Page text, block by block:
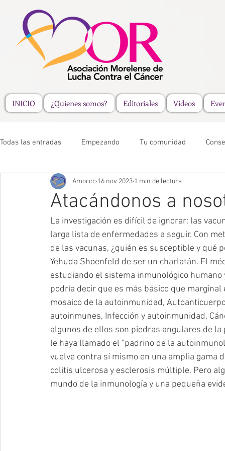
INICIO ¿Quienes somos? Editoriales Videos
Todas las entradas Empezando Tu comunidad
Atacándonos a
Amorcc 16 nov 2023 1 min de lectura
La investigación es difícil de ignorar: las
larga lista de enfermedades a seguir. Con
de las vacunas, ¿quién es susceptible y qué
Yehuda Shoenfeld de ser un charlatán. El
estudiando el sistema inmunológico
podría decir que es más básico que
mosaico de la autoinmunidad,
autoinmunes, Infección y autoinmunidad,
algunos de ellos son piedras angulares de
le haya llamado el "padrino de la
vuelve contra sí mismo en una amplia gama
colitis ulcerosa y esclerosis múltiple. Pero
mundo de la inmunología y una pequeña